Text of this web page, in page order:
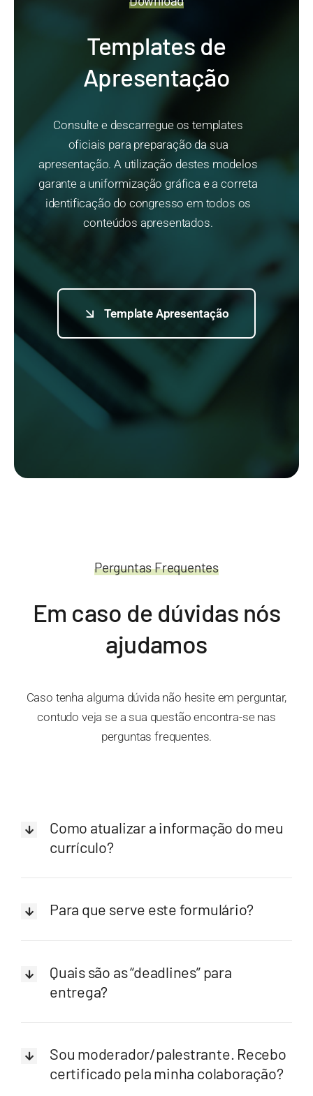
Templates de
Apresentação
Consulte e descarregue os templates
oficiais para preparação da sua
apresentação. A utilização destes modelos
garante a uniformização gráfica e a correta
identificação do congresso em todos os
conteúdos apresentados.
Template Apresentação
Perguntas Frequentes
Em caso de dúvidas nós
ajudamos
Caso tenha alguma dúvida não hesite em perguntar,
contudo veja se a sua questão encontra-se nas
perguntas frequentes.
Como atualizar a informação do meu
currículo?
Para que serve este formulário?
Quais são as “deadlines” para
entrega?
Sou moderador/palestrante. Recebo
certificado pela minha colaboração?